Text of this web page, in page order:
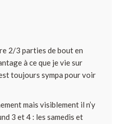
2/3 parties de bout en
à ce que je vie sur
toujours sympa pour voir
mais visiblement il n’y
3 et 4 : les samedis et